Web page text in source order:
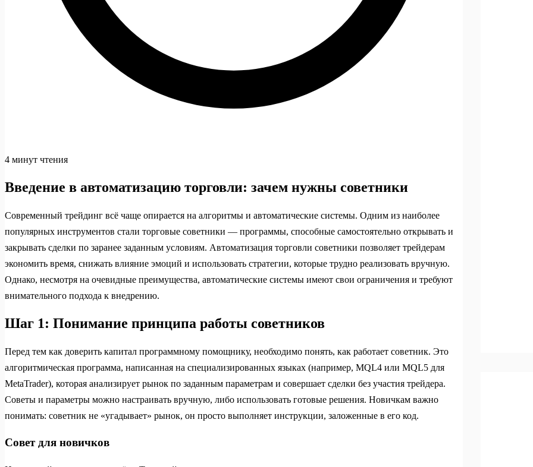
4 минут чтения
Введение в автоматизацию торговли: зачем нужны советники
Современный трейдинг всё чаще опирается на алгоритмы и автоматические системы. Одним из наиболее
популярных инструментов стали торговые советники — программы, способные самостоятельно открывать и
закрывать сделки по заранее заданным условиям. Автоматизация торговли советники позволяет трейдерам
экономить время, снижать влияние эмоций и использовать стратегии, которые трудно реализовать вручную.
Однако, несмотря на очевидные преимущества, автоматические системы имеют свои ограничения и требуют
внимательного подхода к внедрению.
Шаг 1: Понимание принципа работы советников
Перед тем как доверить капитал программному помощнику, необходимо понять, как работает советник. Это
алгоритмическая программа, написанная на специализированных языках (например, MQL4 или MQL5 для
MetaTrader), которая анализирует рынок по заданным параметрам и совершает сделки без участия трейдера.
Советы и параметры можно настраивать вручную, либо использовать готовые решения. Новичкам важно
понимать: советник не «угадывает» рынок, он просто выполняет инструкции, заложенные в его код.
Совет для новичков